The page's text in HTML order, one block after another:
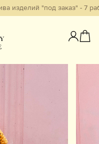
изделий "под заказ" - 7